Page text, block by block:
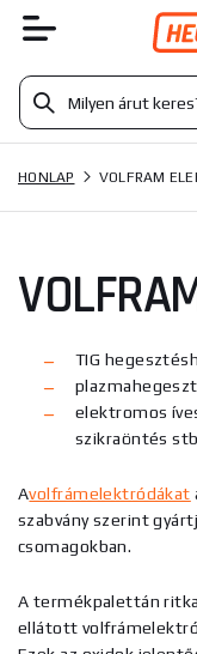
HONLAP VOLFRAM
TIG
elektromos
szikraöntés
Avolfrámelektródákat
szabvány szerint
csomagokban.
A termékpalettán
ellátott